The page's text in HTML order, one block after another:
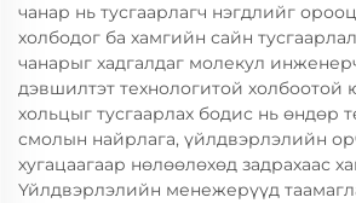
чанар нь тусгаарлагч нэгдлийг
холбодог ба хамгийн сайн
чанарыг хадгалдаг молекул
дэвшилтэт технологитой холбоотой
хольцыг тусгаарлах бодис нь өндөр
смолын найрлага, үйлдвэрлэлийн
хугацаагаар нөлөөлөхөд задрахаас
Үйлдвэрлэлийн менежерүүд